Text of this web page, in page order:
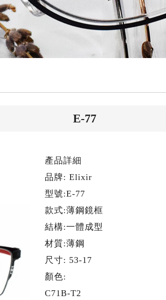
E-77
產品詳細
品牌: Elixir
型號:E-77
款式:薄鋼鏡框
結構:一體成型
材質:薄鋼
尺寸: 53-17
顏色:
C71B-T2